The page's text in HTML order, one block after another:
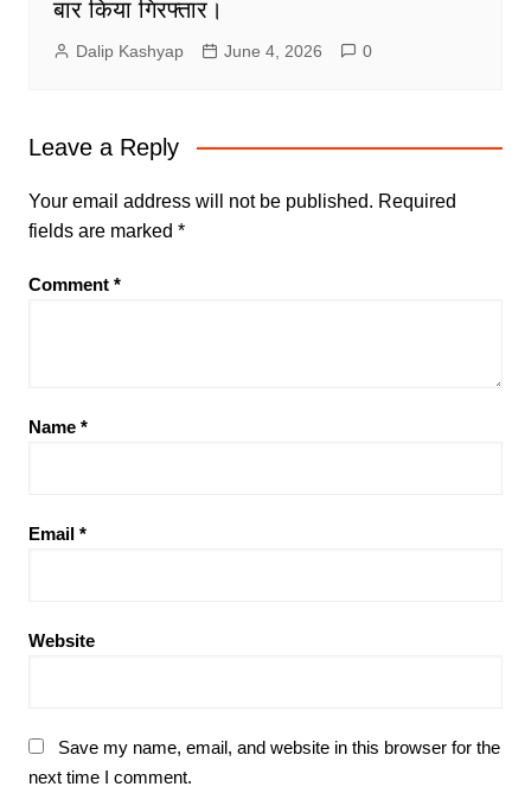
बार किया गिरफ्तार।
Dalip Kashyap June 4, 2026 0
Leave a Reply
Your email address will not be published. Required
fields are marked *
Comment *
Name *
Email *
Website
Save my name, email, and website in this browser for the
next time I comment.